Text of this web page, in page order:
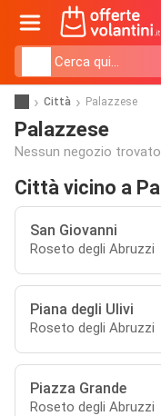
Città Palazzese
Palazzese
Nessun negozio
Città vicino a
San Giovanni
Roseto degli Abruzzi
Piana degli Ulivi
Roseto degli Abruzzi
Piazza Grande
Roseto degli Abruzzi